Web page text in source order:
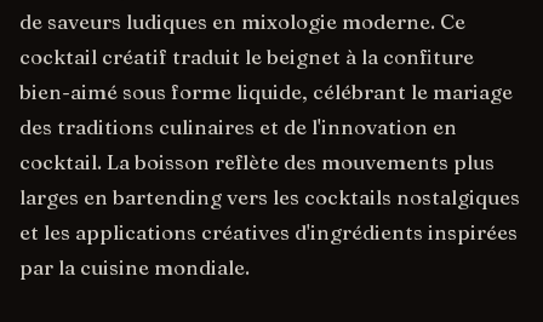
de saveurs ludiques en mixologie moderne. Ce
cocktail créatif traduit le beignet à la confiture
bien-aimé sous forme liquide, célébrant le mariage
des traditions culinaires et de l'innovation en
cocktail. La boisson reflète des mouvements plus
larges en bartending vers les cocktails nostalgiques
et les applications créatives d'ingrédients inspirées
par la cuisine mondiale.